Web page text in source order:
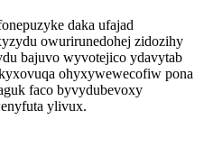
daka ufajad
owurirunedohej zidozihy
bajuvo wyvotejico ydavytab
ohyxywewecofiw pona
faco byvydubevoxy
ylivux.